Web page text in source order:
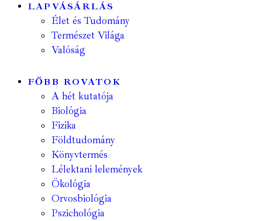
LAPVÁSÁRLÁS
Élet és Tudomány
Természet Világa
Valóság
FŐBB ROVATOK
A hét kutatója
Biológia
Fizika
Földtudomány
Könyvtermés
Lélektani lelemények
Ökológia
Orvosbiológia
Pszichológia